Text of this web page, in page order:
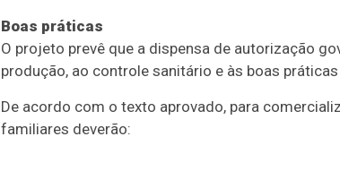
Boas práticas
O projeto prevê que a dispensa de autorização
produção, ao controle sanitário e às boas
De acordo com o texto aprovado, para
familiares deverão: